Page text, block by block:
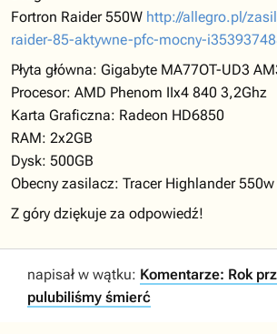
Fortron Raider 550W http://allegro.pl/
raider-85-aktywne-pfc-mocny-
Płyta główna: Gigabyte MA77OT-UD3
Procesor: AMD Phenom IIx4 840 3,2Ghz
Karta Graficzna: Radeon HD6850
RAM: 2x2GB
Dysk: 500GB
Obecny zasilacz: Tracer Highlander 550w
Z góry dziękuje za odpowiedź!
napisał w wątku: Komentarze: Rok
pulubiliśmy śmierć